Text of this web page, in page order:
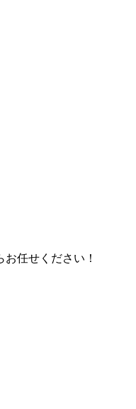
任せください！